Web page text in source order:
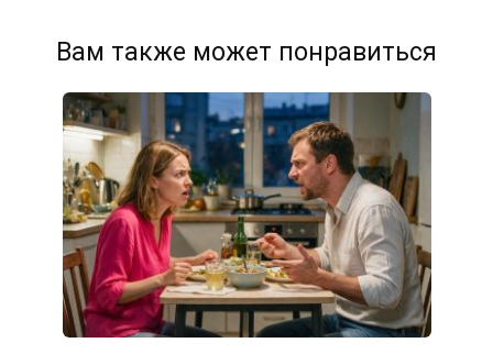
Вам также может понравиться